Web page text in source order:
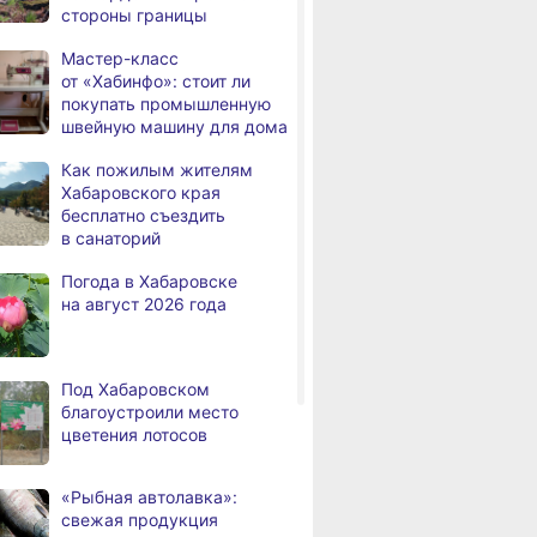
человек
В Хабаровске из горящей
квартиры на Чехова
эвакуировали 6 человек
Хабаровского края
установился высокий класс
пожарной опасности
Хабаровского края
модернизировали 4G
возрождает
Дальневосточную студию
кинохроники
В команду крупного
издательского дома
стороны границы
Мастер-класс
от «Хабинфо»: стоит ли
покупать промышленную
швейную машину для дома
Как пожилым жителям
Хабаровского края
бесплатно съездить
в санаторий
Погода в Хабаровске
на август 2026 года
Под Хабаровском
благоустроили место
цветения лотосов
«Рыбная автолавка»:
свежая продукция